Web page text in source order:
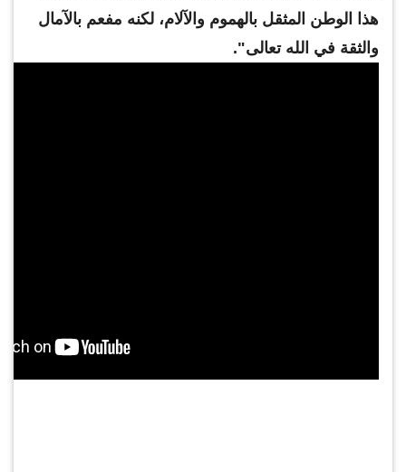
هذا الوطن المثقل بالهموم والآلام، لكنه مفعم بالآمال
والثقة في الله تعالى".